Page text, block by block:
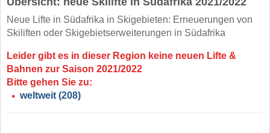
Neue Lifte in Südafrika in Skigebieten: Erneuerungen von
Skiliften oder Skigebietserweiterungen in Südafrika
Leider gibt es in dieser Region keine neuen Lifte &
Bahnen zur Saison 2021/2022
Bitte gehen Sie zu:
weltweit (208)